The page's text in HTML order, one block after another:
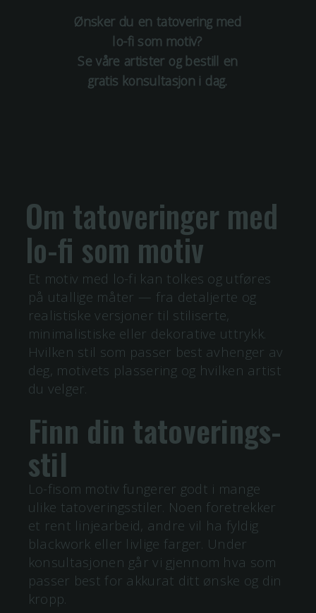
Ønsker du en tatovering med
lo-fi som motiv?
Se våre artister og bestill en
gratis konsultasjon i dag.
Om tatoveringer med
lo-fi som motiv
Et motiv med lo-fi kan tolkes og utføres
på utallige måter — fra detaljerte og
realistiske versjoner til stiliserte,
minimalistiske eller dekorative uttrykk.
Hvilken stil som passer best avhenger av
deg, motivets plassering og hvilken artist
du velger.
Finn din tatoverings-
stil
Lo-fisom motiv fungerer godt i mange
ulike tatoveringsstiler. Noen foretrekker
et rent linjearbeid, andre vil ha fyldig
blackwork eller livlige farger. Under
konsultasjonen går vi gjennom hva som
passer best for akkurat ditt ønske og din
kropp.